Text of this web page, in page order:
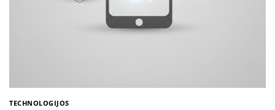
TECHNOLOGIJOS